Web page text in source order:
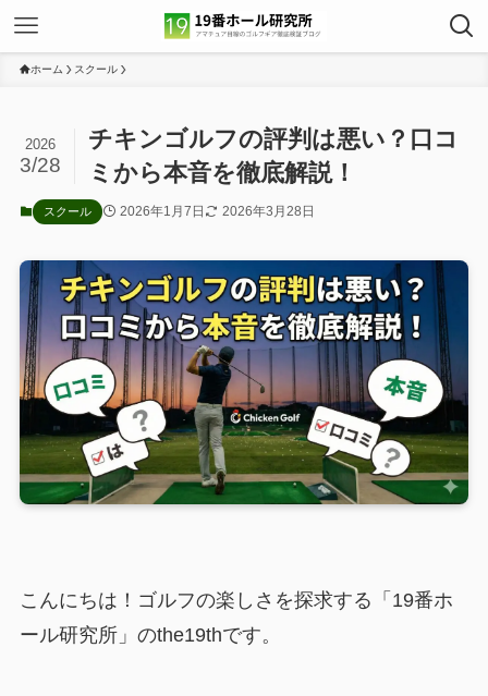
ホーム スクール
チキンゴルフの評判は悪い？口コ
ミから本音を徹底解説！
2026
3/28
スクール 2026年1月7日 2026年3月28日
こんにちは！ゴルフの楽しさを探求する「19番ホ
ール研究所」のthe19thです。